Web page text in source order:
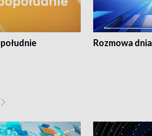
Rozmowa dnia